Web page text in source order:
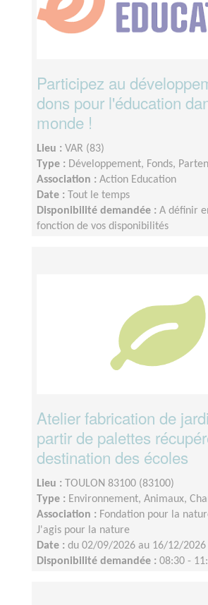
Participez au
dons pour l'éducation
monde !
Lieu : VAR (83)
Type : Développement, Fonds,
Association : Action Education
Date :
Tout le temps
Disponibilité demandée : A définir
fonction de vos disponibilités
Atelier fabrication de
partir de palettes
destination des écoles
Lieu :
TOULON 83100 (83100)
Type : Environnement, Animaux,
Association : Fondation pour la
J'agis pour la nature
Date : du 02/09/2026 au 16/12/2026
Disponibilité demandée : 08:30 -